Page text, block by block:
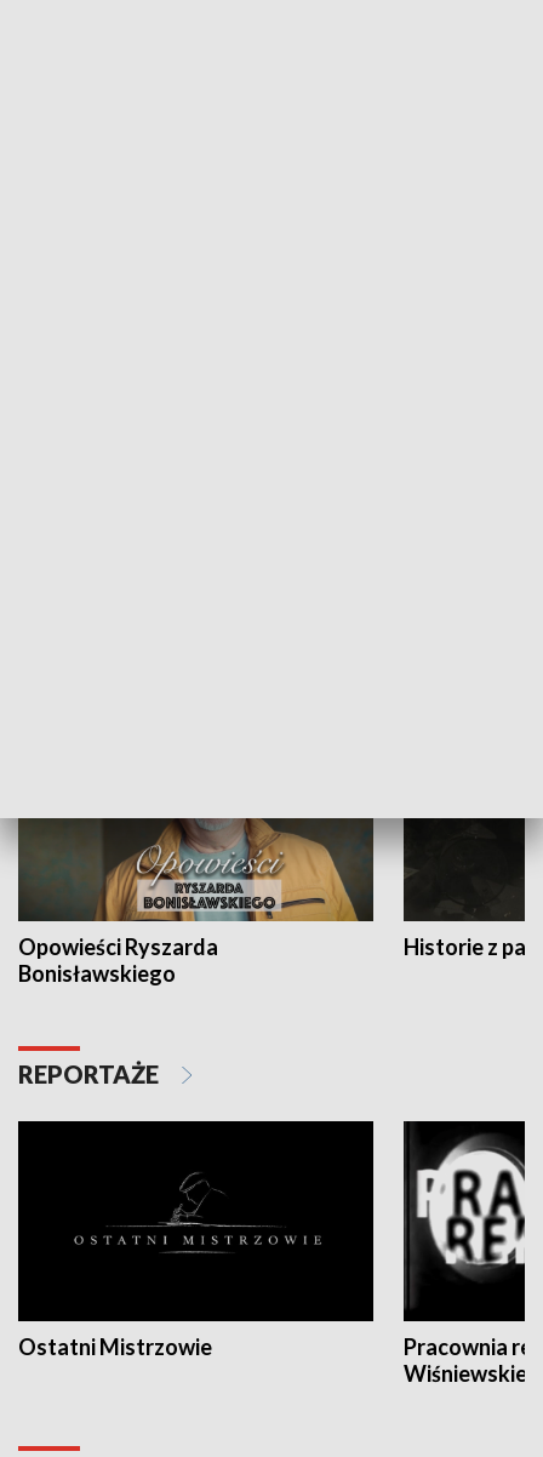
Opowieści Ryszarda
Bonisławskiego
Historie z
REPORTAŻE
Ostatni Mistrzowie
Pracownia